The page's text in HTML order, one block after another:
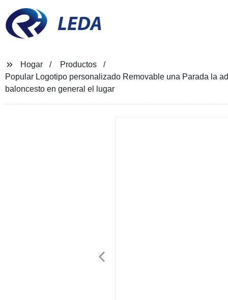
LEDA
Hogar
Productos
Popular Logotipo personalizado Removable una Parada la
baloncesto en general el lugar